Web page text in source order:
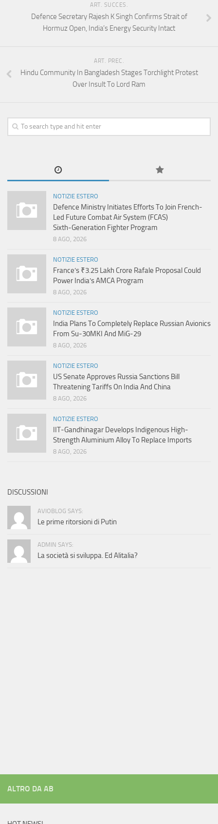
ART. SUCCES.
Defence Secretary Rajesh K Singh Confirms Strait of
Hormuz Open, India’s Energy Security Intact
ART. PREC.
Hindu Community In Bangladesh Stages Torchlight Protest
Over Insult To Lord Ram
NOTIZIE ESTERO
Defence Ministry Initiates Efforts To Join French-
Led Future Combat Air System (FCAS)
Sixth‑Generation Fighter Program
8 AGO, 2026
NOTIZIE ESTERO
France’s ₹3.25 Lakh Crore Rafale Proposal Could
Power India’s AMCA Program
8 AGO, 2026
NOTIZIE ESTERO
India Plans To Completely Replace Russian Avionics
From Su-30MKI And MiG-29
8 AGO, 2026
NOTIZIE ESTERO
US Senate Approves Russia Sanctions Bill
Threatening Tariffs On India And China
8 AGO, 2026
NOTIZIE ESTERO
IIT-Gandhinagar Develops Indigenous High-
Strength Aluminium Alloy To Replace Imports
8 AGO, 2026
DISCUSSIONI
AVIOBLOG SAYS:
Le prime ritorsioni di Putin
ADMIN SAYS:
La società si sviluppa. Ed Alitalia?
ALTRO DA AB